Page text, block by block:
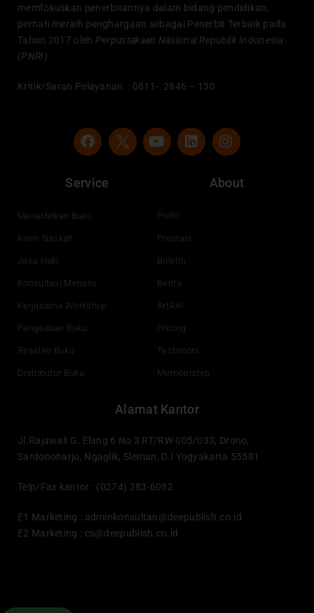
memfokuskan penerbitannya dalam bidang pendidikan,
pernah meraih penghargaan sebagai Penerbit Terbaik pada
Tahun 2017 oleh Perpustakaan Nasional Republik Indonesia
(PNRI).
Kritik/Saran Pelayanan : 0811- 2846 – 130
F
a
e
b
o
Y
o
e
L
i
n
I
n
t
a
Service
Menerbitkan Buku
Kirim Naskah
Jasa Haki
Konsultasi Menulis
Kerjasama Workshop
Pengadaan Buku
Reseller Buku
Distributor Buku
About
Profil
Prestasi
Buletin
Berita
Artikel
Pricing
Testimoni
Membership
Alamat Kantor
Jl.Rajawali G. Elang 6 No 3 RT/RW 005/033, Drono,
Sardonoharjo, Ngaglik, Sleman, D.I Yogyakarta 55581
Telp/Fax kantor : (0274) 283-6082
E1 Marketing : adminkonsultan@deepublish.co.id
E2 Marketing : cs@deepublish.co.id